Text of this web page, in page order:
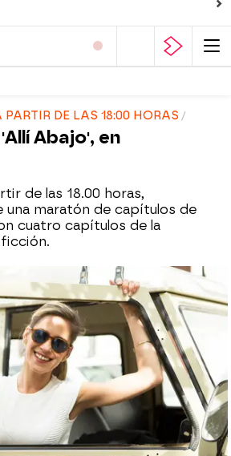
DE LAS 18:00 HORAS
Abajo', en
de las 18.00 horas,
una maratón de capítulos de
cuatro capítulos de la
de 2018, 15:22